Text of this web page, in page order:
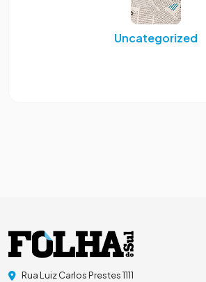
Uncategorized
Rua Luiz Carlos Prestes 1111